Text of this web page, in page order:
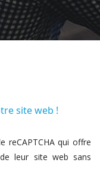
site web !
reCAPTCHA qui offre
leur site web sans